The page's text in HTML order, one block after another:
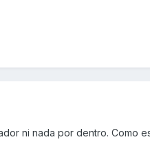
ni nada por dentro. Como